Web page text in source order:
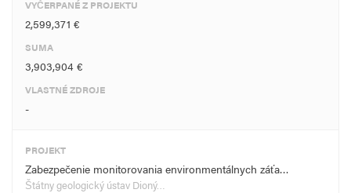
VYČERPANÉ Z PROJEKTU
2,599,371 €
SUMA
3,903,904 €
VLASTNÉ ZDROJE
-
PROJEKT
Zabezpečenie monitorovania environmentálnych záťa…
Štátny geologický ústav Dioný…